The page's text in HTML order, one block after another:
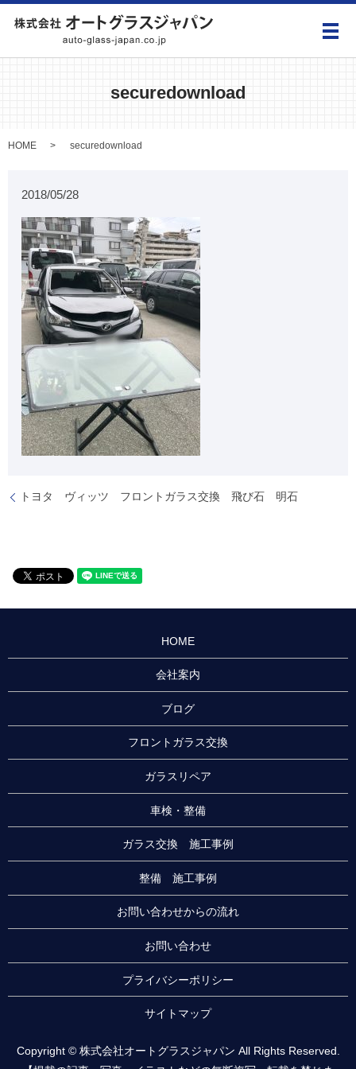
メ
securedownload
HOME securedownload
2018/05/28
トヨタ ヴィッツ フロントガラス交換 飛び石 明石
HOME
会社案内
ブログ
フロントガラス交換
ガラスリペア
車検・整備
ガラス交換 施工事例
整備 施工事例
お問い合わせからの流れ
お問い合わせ
プライバシーポリシー
サイトマップ
Copyright © 株式会社オートグラスジャパン All Rights Reserved.